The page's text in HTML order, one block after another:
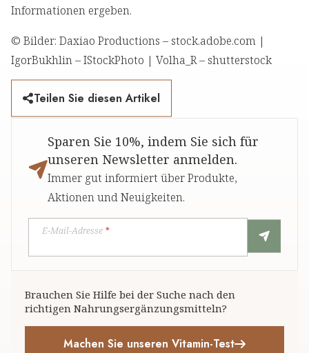
Informationen ergeben.
© Bilder: Daxiao Productions – stock.adobe.com |
IgorBukhlin – IStockPhoto | Volha_R – shutterstock
Teilen Sie diesen Artikel
Sparen Sie 10%, indem Sie sich für
unseren Newsletter anmelden.
Immer gut informiert über Produkte,
Aktionen und Neuigkeiten.
E-Mail-Adresse *
Brauchen Sie Hilfe bei der Suche nach den
richtigen Nahrungsergänzungsmitteln?
Machen Sie unseren Vitamin-Test